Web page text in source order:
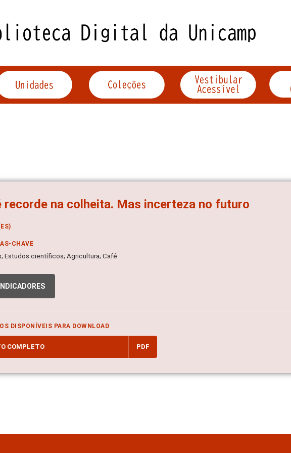
recorde na colheita. Mas incerteza no futuro
CHAVE
Estudos científicos; Agricultura; Café
INDICADORES
DISPONÍVEIS PARA DOWNLOAD
COMPLETO PDF